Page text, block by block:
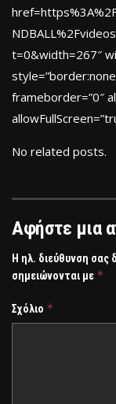
t=0&width=267″
frameborder=”0″
No related posts.
Αφήστε μια
Η ηλ. διεύθυνση σας
σημειώνονται με *
Σχόλιο *